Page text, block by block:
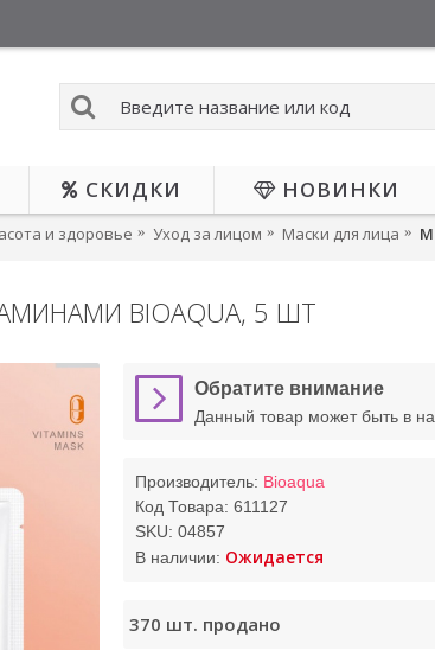
СКИДКИ НОВИНКИ
и здоровье Уход за лицом Маски для лица
ОЖИДАЕТСЯ
Сыворотка
осветляющая от
BIOAQUA, 5 ШТ
Обратите внимание
Данный товар может быть в
Производитель: Bioaqua
Код Товара: 611127
SKU: 04857
В наличии: Ожидается
370 шт. продано